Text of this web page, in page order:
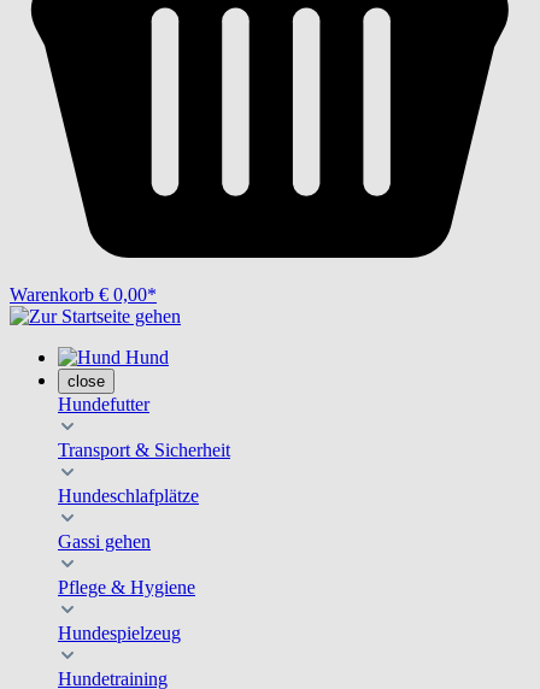
Warenkorb € 0,00*
Hund
close
Hundefutter
Transport & Sicherheit
Hundeschlafplätze
Gassi gehen
Pflege & Hygiene
Hundespielzeug
Hundetraining